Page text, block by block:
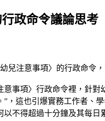
政命令議論思考
兒注意事項〉的行政命
事項〉行政命令裡，針
，這也引爆實務工作者
不得超過十分鐘及其每